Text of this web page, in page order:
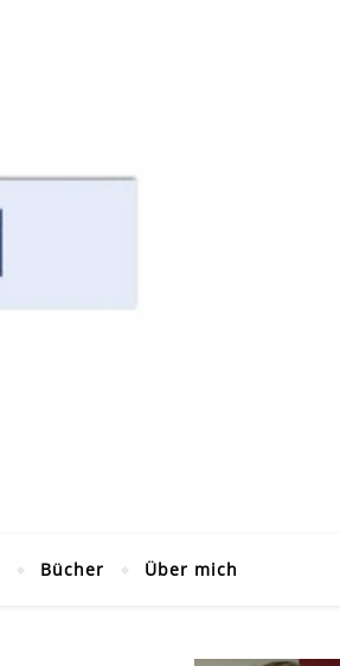
Bücher Über mich